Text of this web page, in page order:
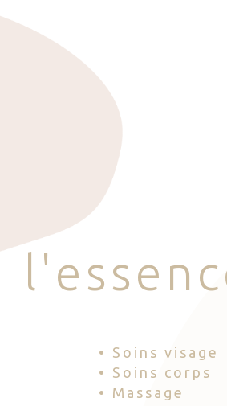
l 'esse nc
• Soins visage
• Soins corps
• Massage